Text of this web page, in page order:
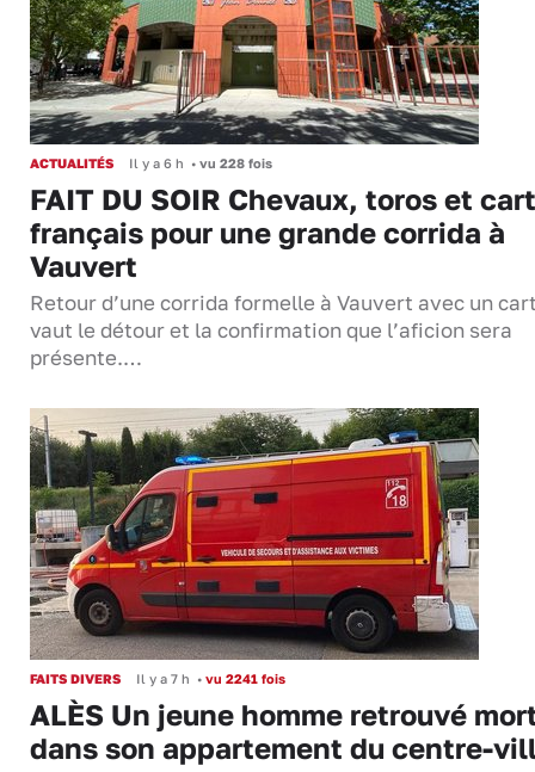
ACTUALITÉS Il y a 6 h • vu 228 fois
FAIT DU SOIR Chevaux, toros et
français pour une grande corrida à
Vauvert
Retour d’une corrida formelle à Vauvert avec un
vaut le détour et la confirmation que l’aficion sera
présente.…
FAITS DIVERS Il y a 7 h • vu 2241 fois
ALÈS Un jeune homme retrouvé
dans son appartement du centre-